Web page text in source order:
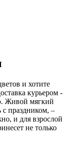
и хотите
курьером -
Живой мягкий
праздником, –
и для взрослой
не только